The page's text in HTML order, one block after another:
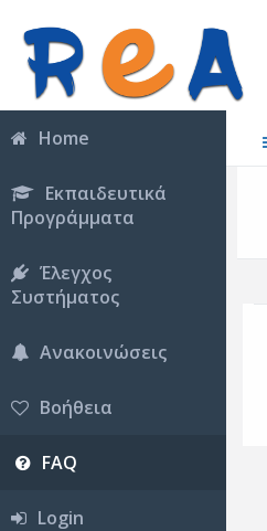
Home
Εκπαιδευτικά
Προγράμματα
Έλεγχος
Συστήματος
Ανακοινώσεις
Βοήθεια
FAQ
Login